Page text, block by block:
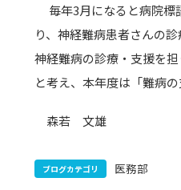
毎年3月になると病院標
り、神経難病患者さんの
神経難病の診療・支援を
と考え、本年度は「難病
森若 文雄
ブログカテゴリ 医務部